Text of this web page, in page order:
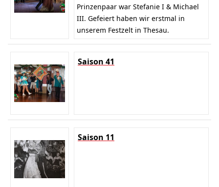
Prinzenpaar war Stefanie I & Michael
III. Gefeiert haben wir erstmal in
unserem Festzelt in Thesau.
Saison 41
Saison 11